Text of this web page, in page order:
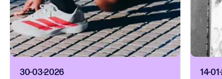
30-03-2026 14-